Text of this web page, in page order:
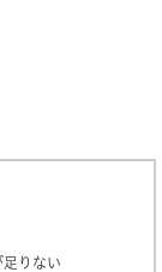
足りない